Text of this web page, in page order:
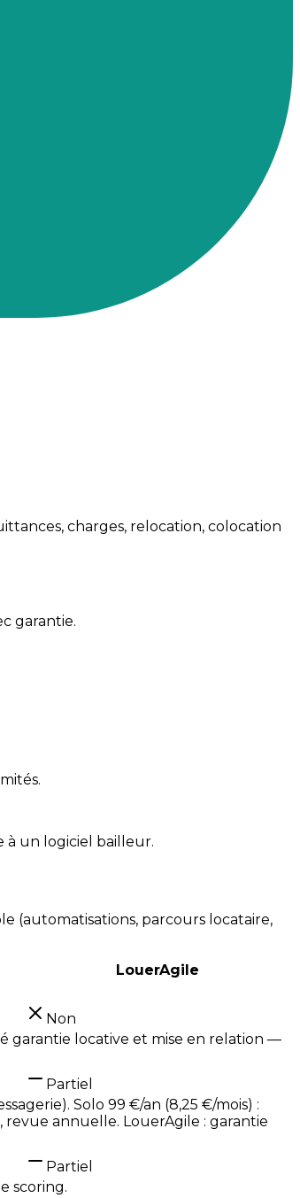
charges, relocation, colocation
garantie.
à un logiciel bailleur.
(automatisations, parcours locataire,
LouerAgile
Non
garantie locative et mise en relation —
Partiel
Solo 99 €/an (8,25 €/mois) :
revue annuelle. LouerAgile : garantie
Partiel
scoring.